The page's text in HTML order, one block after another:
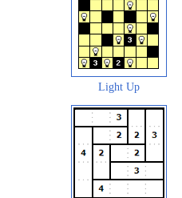
Light Up